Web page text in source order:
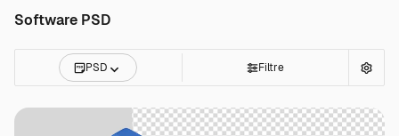
Software PSD
PSD Filtre